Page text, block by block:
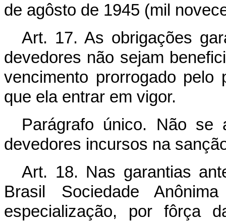
de agôsto de 1945 (mil
Art. 17. As obrigações
devedores não sejam
vencimento prorrogado
que ela entrar em vigor.
Parágrafo único. Não se
devedores incursos na
Art. 18. Nas garantias
Brasil Sociedade
especialização, por fôrça